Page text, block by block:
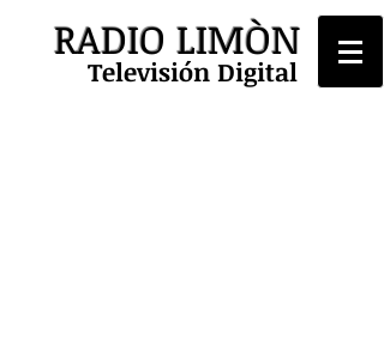
RADIO LIMÒN
Televisión Digital